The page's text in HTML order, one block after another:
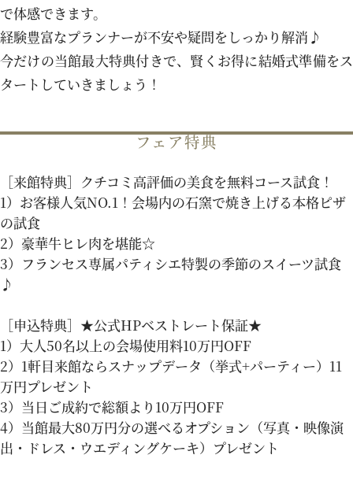
プロポーズご検討の方はこちら
来店予約 オンライン相談
資料請求
で体感できます。
経験豊富なプランナーが不安や疑問をしっかり解消♪
今だけの当館最大特典付きで、賢くお得に結婚式準備をス
タートしていきましょう！
フェア特典
［来館特典］クチコミ高評価の美食を無料コース試食！
1）お客様人気NO.1！会場内の石窯で焼き上げる本格ピザ
の試食
2）豪華牛ヒレ肉を堪能☆
3）フランセス専属パティシエ特製の季節のスイーツ試食
♪
［申込特典］★公式HPベストレート保証★
1）大人50名以上の会場使用料10万円OFF
2）1軒目来館ならスナップデータ（挙式+パーティー）11
万円プレゼント
3）当日ご成約で総額より10万円OFF
4）当館最大80万円分の選べるオプション（写真・映像演
出・ドレス・ウエディングケーキ）プレゼント